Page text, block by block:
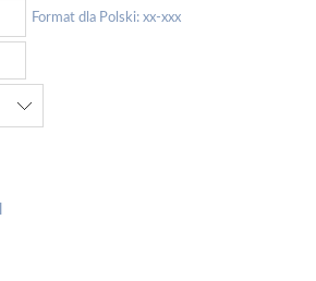
Format dla Polski: xx-xxx